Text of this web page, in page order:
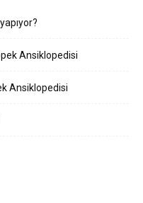
Ansiklopedisi
Ansiklopedisi